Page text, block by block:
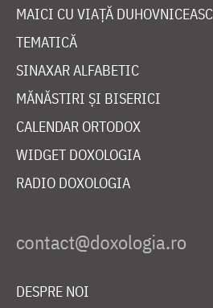
MAICI CU VIAȚĂ
TEMATICĂ
SINAXAR ALFABETIC
MĂNĂSTIRI ȘI BISERICI
CALENDAR ORTODOX
WIDGET DOXOLOGIA
RADIO DOXOLOGIA
DESPRE NOI